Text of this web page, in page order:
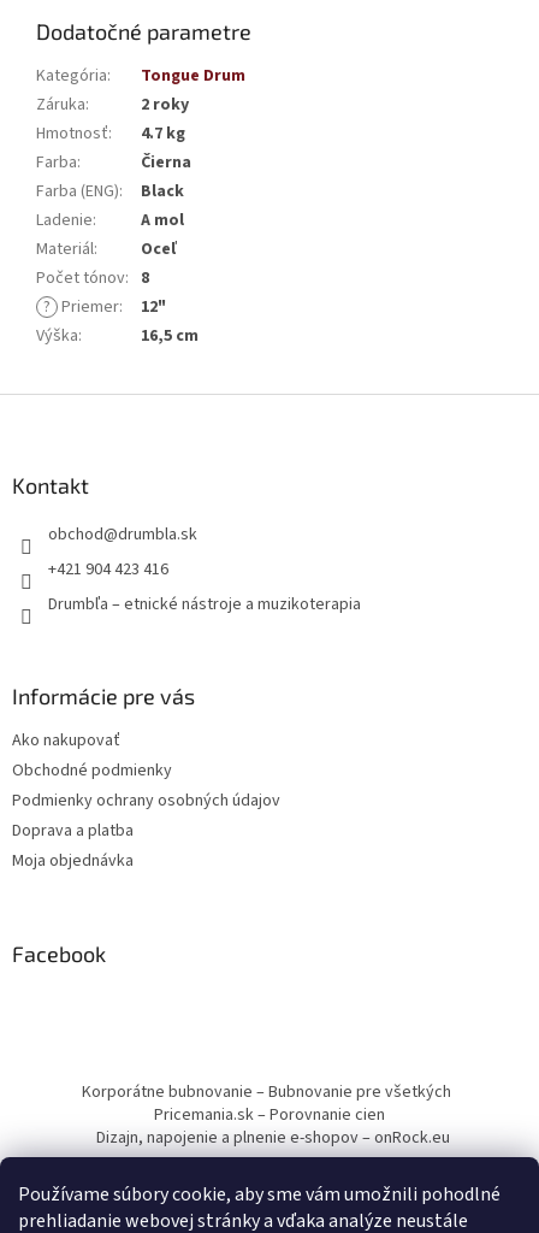
Používame súbory cookie, aby sme vám umožnili pohodlné
prehliadanie webovej stránky a vďaka analýze neustále
Dodatočné parametre
Kategória:
Tongue Drum
Záruka:
2 roky
Hmotnosť:
4.7 kg
Farba:
Čierna
Farba (ENG):
Black
Ladenie:
A mol
Materiál:
Oceľ
Počet tónov: 8
? Priemer:
12"
Výška: 16,5 cm
Kontakt
obchod@drumbla.sk
+421 904 423 416
Drumbľa – etnické nástroje a muzikoterapia
Informácie pre vás
Ako nakupovať
Obchodné podmienky
Podmienky ochrany osobných údajov
Doprava a platba
Moja objednávka
Facebook
Korporátne bubnovanie – Bubnovanie pre všetkých
Pricemania.sk – Porovnanie cien
Dizajn, napojenie a plnenie e-shopov – onRock.eu